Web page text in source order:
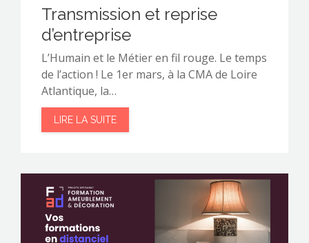
Transmission et reprise
d’entreprise
L’Humain et le Métier en fil rouge. Le temps
de l’action ! Le 1er mars, à la CMA de Loire
Atlantique, la…
LIRE LA SUITE